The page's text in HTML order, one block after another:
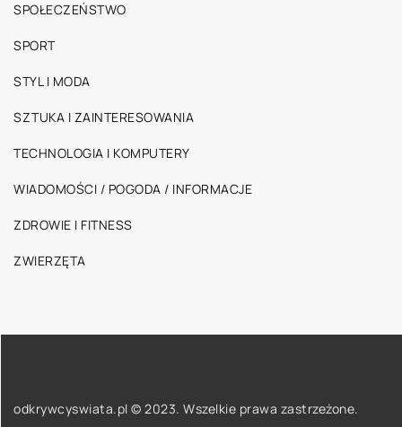
SPOŁECZEŃSTWO
SPORT
STYL I MODA
SZTUKA I ZAINTERESOWANIA
TECHNOLOGIA I KOMPUTERY
WIADOMOŚCI / POGODA / INFORMACJE
ZDROWIE I FITNESS
ZWIERZĘTA
odkrywcyswiata.pl © 2023. Wszelkie prawa zastrzeżone.